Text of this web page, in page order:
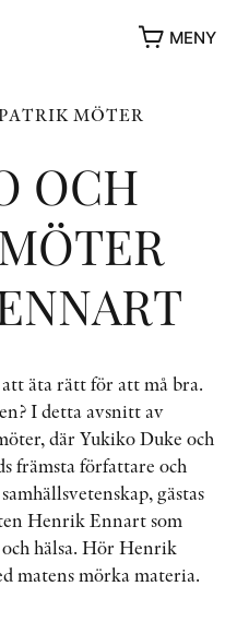
MENY
VIDEOGALLERI
UTMÄRKELSER
ÖVRIGA FORMAT
MÖTER
OCH
äta rätt för att må bra.
I detta avsnitt av
där Yukiko Duke och
främsta författare och
gästas
Henrik Ennart som
hälsa. Hör Henrik
matens mörka materia.